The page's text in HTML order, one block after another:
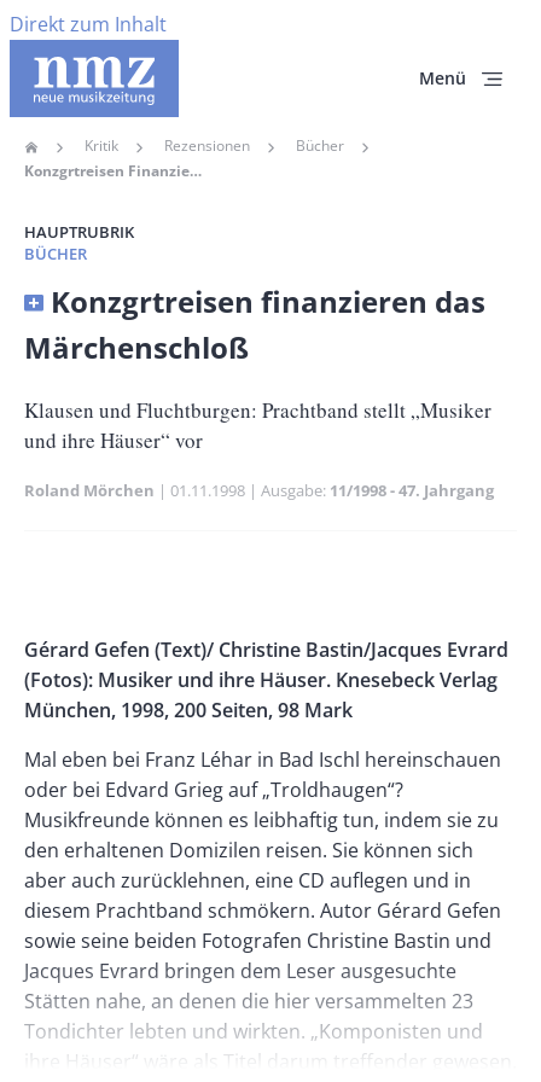
Direkt zum Inhalt
Menü
Pfadnavigation
Home Kritik Rezensionen
Bücher
Konzgrtreisen Finanzieren Das Märchenschloß
HAUPTRUBRIK
BÜCHER
Banner
Size
Konzgrtreisen finanzieren das
Märchenschloß
Untertitel
Klausen und Fluchtburgen: Prachtband stellt „Musiker
und ihre Häuser“ vor
Roland Mörchen Publikationsdatum
01.11.1998 Ausgabe 11/1998 - 47. Jahrgang
Left
Rectangle
Right
Body
Gérard Gefen (Text)/ Christine Bastin/Jacques Evrard
(Fotos): Musiker und ihre Häuser. Knesebeck Verlag
München, 1998, 200 Seiten, 98 Mark
Mal eben bei Franz Léhar in Bad Ischl hereinschauen
oder bei Edvard Grieg auf „Troldhaugen“?
Musikfreunde können es leibhaftig tun, indem sie zu
den erhaltenen Domizilen reisen. Sie können sich
aber auch zurücklehnen, eine CD auflegen und in
diesem Prachtband schmökern. Autor Gérard Gefen
sowie seine beiden Fotografen Christine Bastin und
Jacques Evrard bringen dem Leser ausgesuchte
Stätten nahe, an denen die hier versammelten 23
Tondichter lebten und wirkten. „Komponisten und
ihre Häuser“ wäre als Titel darum treffender gewesen.